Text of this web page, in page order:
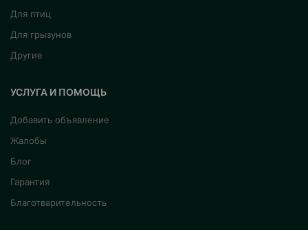
Для птиц
Для грызунов
Другие
УСЛУГА И ПОМОЩЬ
Добавить объявление
Жалобы
Блог
Гарантия
Благотварительность